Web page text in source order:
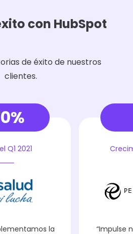
con HubSpot
de éxito de nuestros
clientes.
Q1 2021
la “Impulse